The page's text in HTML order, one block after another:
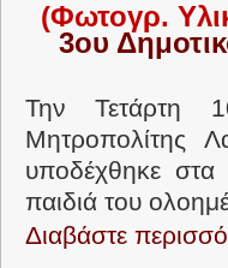
(Φωτογρ.
3ου
Την Τετάρτη
Μητροπολίτης
υποδέχθηκε
παιδιά του
Διαβάστε